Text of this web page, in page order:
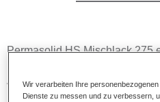
Permasolid HS Mischlack 275
Farbtonausmischung vom
Autolack 275 mit allen Uni-
Lackierung.
Wir verarbeiten Ihre
Dienste zu messen und zu verbessern,